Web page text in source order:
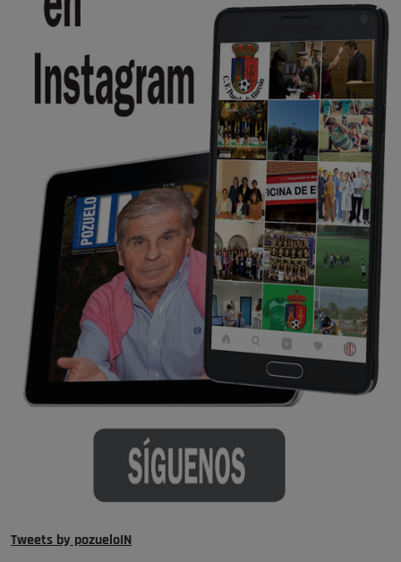
🔴 EXCLUSIVA | El comisario de la …
Tweets by pozueloIN